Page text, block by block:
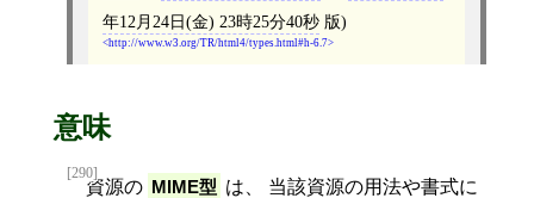
年12月24日(金) 23時25分40秒 版)
http://www.w3.org/TR/html4/types.html#h-6.7
意味
[290]
資源の MIME型 は、 当該資源の用法や書式に